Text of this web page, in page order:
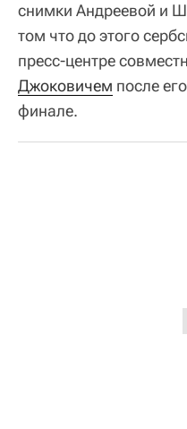
снимки Андреевой и
том что до этого
пресс-центре
Джоковичем после
финале.